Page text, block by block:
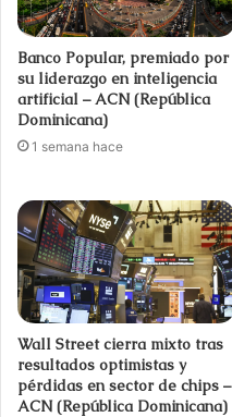
Banco Popular, premiado por
su liderazgo en inteligencia
artificial – ACN (República
Dominicana)
1 semana hace
Wall Street cierra mixto tras
resultados optimistas y
pérdidas en sector de chips –
ACN (República Dominicana)